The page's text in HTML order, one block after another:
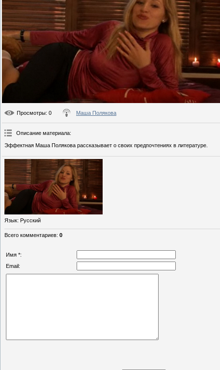
Просмотры: 0 Маша Полякова
Описание материала:
Эффектная Маша Полякова рассказывает о своих предпочтениях в литературе.
Язык: Русский
Всего комментариев: 0
Имя *:
Email: